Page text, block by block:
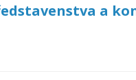
a